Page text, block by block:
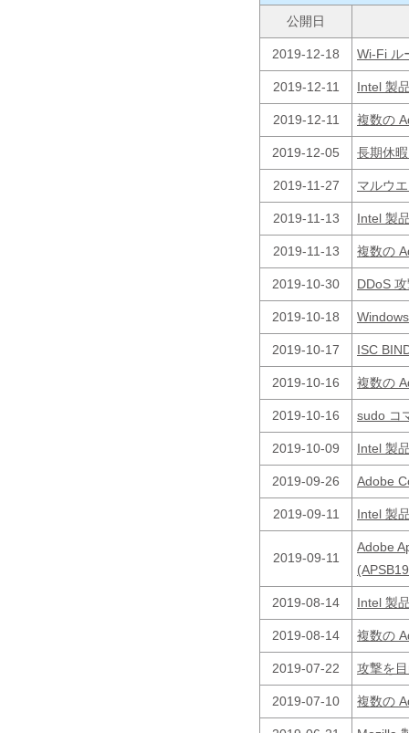
公開日
2019-12-18 Wi-Fi ル
2019-12-11 Intel 製
2019-12-11 複数の
2019-12-05 長期休
2019-11-27 マルウ
2019-11-13 Intel 製
2019-11-13 複数の
2019-10-30 DDoS
2019-10-18
2019-10-17 ISC
2019-10-16 複数の
2019-10-16 sudo コ
2019-10-09 Intel 製
2019-09-26 Adobe
2019-09-11 Intel 製
2019-09-11
Adobe
2019-08-14 Intel 製
2019-08-14 複数の
2019-07-22 攻撃を
2019-07-10 複数の